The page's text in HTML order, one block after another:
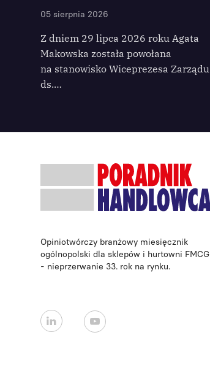
05 sierpnia 2026
Z dniem 29 lipca 2026 roku Agata
Makowska została powołana
na stanowisko Wiceprezesa Zarządu
ds.…
Opiniotwórczy branżowy miesięcznik
ogólnopolski dla sklepów i hurtowni FMCG
- nieprzerwanie 33. rok na rynku.